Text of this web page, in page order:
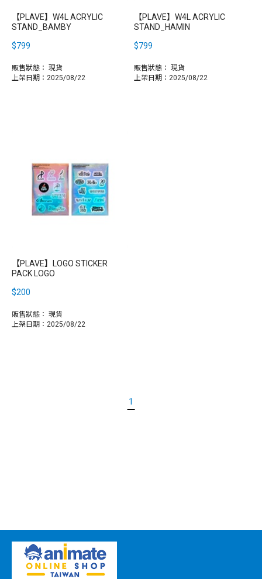
【PLAVE】W4L ACRYLIC
STAND_BAMBY
$799
販售狀態： 現貨
上架日期：2025/08/22
【PLAVE】W4L ACRYLIC
STAND_HAMIN
$799
販售狀態： 現貨
上架日期：2025/08/22
【PLAVE】LOGO STICKER
PACK LOGO
$200
販售狀態： 現貨
上架日期：2025/08/22
1